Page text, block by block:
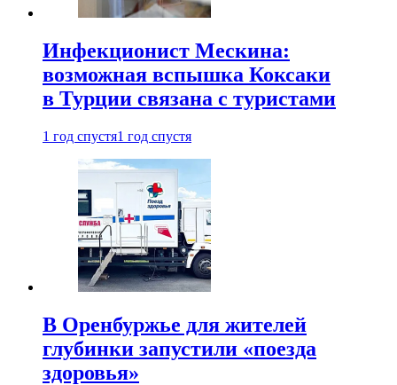
Инфекционист Мескина:
возможная вспышка Коксаки
в Турции связана с туристами
1 год спустя1 год спустя
В Оренбуржье для жителей
глубинки запустили «поезда
здоровья»